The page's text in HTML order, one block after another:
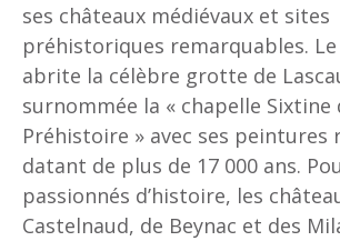
ses châteaux médiévaux et sites
préhistoriques remarquables.
abrite la célèbre grotte de
surnommée la « chapelle Sixtine
Préhistoire » avec ses peintures
datant de plus de 17 000 ans.
passionnés d’histoire, les
Castelnaud, de Beynac et des